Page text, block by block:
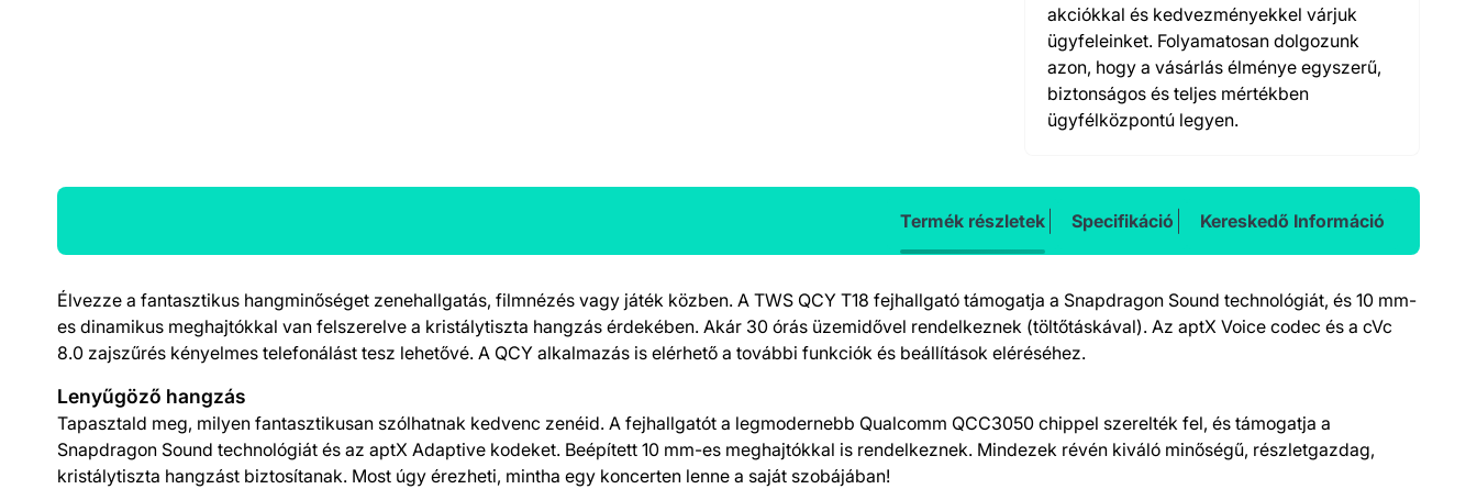
akciókkal és kedvezményekkel várjuk
ügyfeleinket. Folyamatosan dolgozunk
azon, hogy a vásárlás élménye egyszerű,
biztonságos és teljes mértékben
ügyfélközpontú legyen.
Termék részletek Specifikáció Kereskedő Információ
Termék részletek
Élvezze a fantasztikus hangminőséget zenehallgatás, filmnézés vagy játék közben. A TWS QCY T18 fejhallgató támogatja a Snapdragon Sound technológiát, és 10 mm-
es dinamikus meghajtókkal van felszerelve a kristálytiszta hangzás érdekében. Akár 30 órás üzemidővel rendelkeznek (töltőtáskával). Az aptX Voice codec és a cVc
8.0 zajszűrés kényelmes telefonálást tesz lehetővé. A QCY alkalmazás is elérhető a további funkciók és beállítások eléréséhez.
Lenyűgöző hangzás
Tapasztald meg, milyen fantasztikusan szólhatnak kedvenc zenéid. A fejhallgatót a legmodernebb Qualcomm QCC3050 chippel szerelték fel, és támogatja a
Snapdragon Sound technológiát és az aptX Adaptive kodeket. Beépített 10 mm-es meghajtókkal is rendelkeznek. Mindezek révén kiváló minőségű, részletgazdag,
kristálytiszta hangzást biztosítanak. Most úgy érezheti, mintha egy koncerten lenne a saját szobájában!